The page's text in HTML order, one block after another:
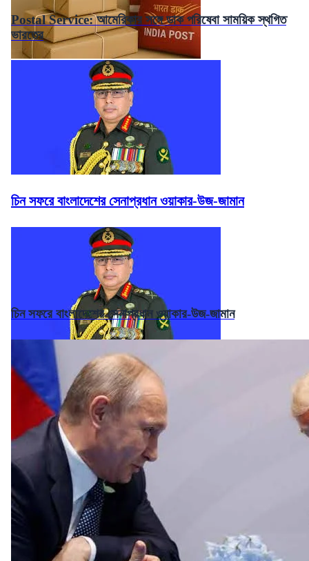
Postal Service: আমেরিকার সঙ্গে ডাক পরিষেবা সাময়িক স্থগিত
ভারতের
চিন সফরে বাংলাদেশের সেনাপ্রধান ওয়াকার-উজ-জামান
চিন সফরে বাংলাদেশের সেনাপ্রধান ওয়াকার-উজ-জামান